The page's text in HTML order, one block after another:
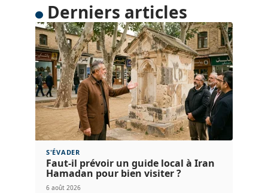
Derniers articles
S'ÉVADER
Faut-il prévoir un guide local à Iran
Hamadan pour bien visiter ?
6 août 2026